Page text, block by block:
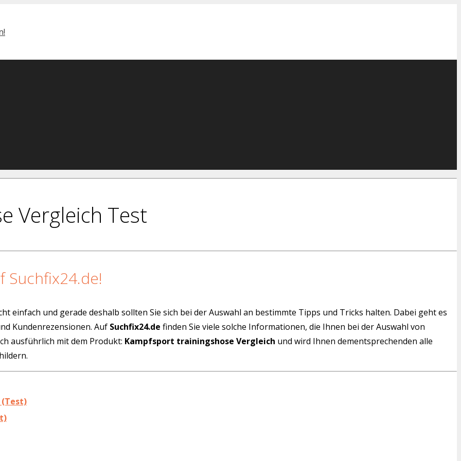
Vergleich Test
Suchfix24.de!
einfach und gerade deshalb sollten Sie sich bei der Auswahl an bestimmte Tipps und Tricks halten. Dabei geht es
Kundenrezensionen. Auf Suchfix24.de finden Sie viele solche Informationen, die Ihnen bei der Auswahl von
ausführlich mit dem Produkt: Kampfsport trainingshose Vergleich und wird Ihnen dementsprechenden alle